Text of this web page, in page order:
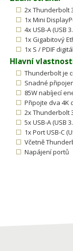
2x Thunderbolt
1x Mini
4x USB-A (USB
1x Gigabitový
1x S / PDIF
Hlavní
Thunderbolt je
Snadné
85W nabíjecí
Připojte dva 4K
2x Thunderbolt
5x USB-A (USB
1x Port USB-C
Včetně
Napájení portů